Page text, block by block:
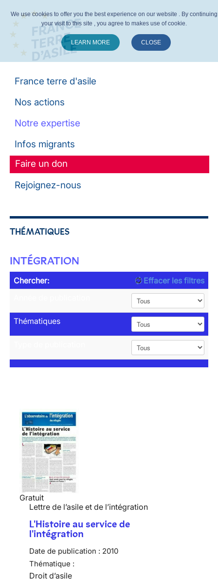
France terre d'asile
Nos actions
Notre expertise
Infos migrants
Faire un don
Rejoignez-nous
THÉMATIQUES
INTÉGRATION
Chercher:
Effacer les filtres
Thématiques
Gratuit
Lettre de l’asile et de l’intégration
L'Histoire au service de
l'intégration
Date de publication : 2010
Thématique :
Droit d’asile
We use cookies to offer you the best experience on our website . By continuing
your visit to this site , you agree to makes use of cookie.
LEARN MORE CLOSE